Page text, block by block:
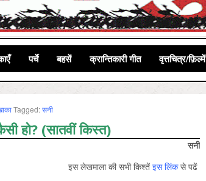
पर्चे बहसें क्रान्तिकारी गीत वृत्तचित्र/फ़िल्में
Tagged:सनी
हो? (सातवीं किस्त)
सनी
इस लेखमाला की सभी किश्‍तें इस लिंकसे पढें